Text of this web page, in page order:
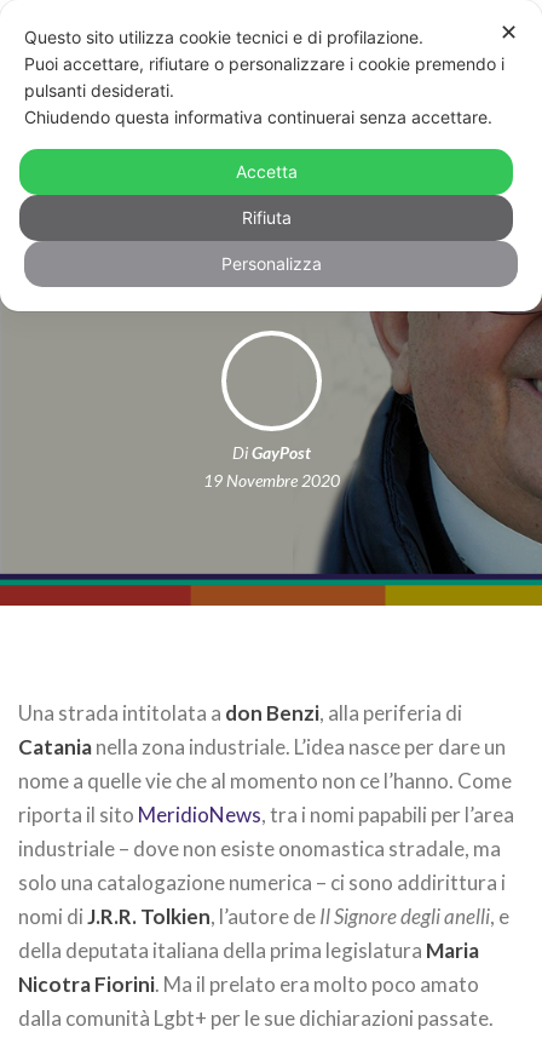
Catania, strada intitolata a Don
Benzi: Arcigay insorge, al via la
petizione on line
DiGayPost
19 Novembre 2020
Una strada intitolata a don Benzi, alla periferia di
Catanianella zona industriale. L’idea nasce per dare un
nome a quelle vie che al momento non ce l’hanno. Come
riporta il sito MeridioNews, tra i nomi papabili per l’area
industriale – dove non esiste onomastica stradale, ma
solo una catalogazione numerica – ci sono addirittura i
nomi diJ.R.R. Tolkien, l’autore deIl Signore degli anelli, e
della deputata italiana della prima legislatura Maria
Nicotra Fiorini. Ma il prelato era molto poco amato
dalla comunità Lgbt+ per le sue dichiarazioni passate.
✕
Questo sito utilizza cookie tecnici e di profilazione.
Puoi accettare, rifiutare o personalizzare i cookie premendo i
pulsanti desiderati.
Chiudendo questa informativa continuerai senza accettare.
Accetta
Rifiuta
Personalizza